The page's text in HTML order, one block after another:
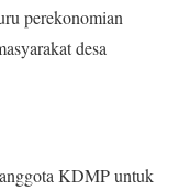
perekonomian
desa
KDMP untuk